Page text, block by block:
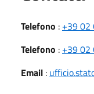
Telefono : +39 02
Telefono : +39 02
Email :